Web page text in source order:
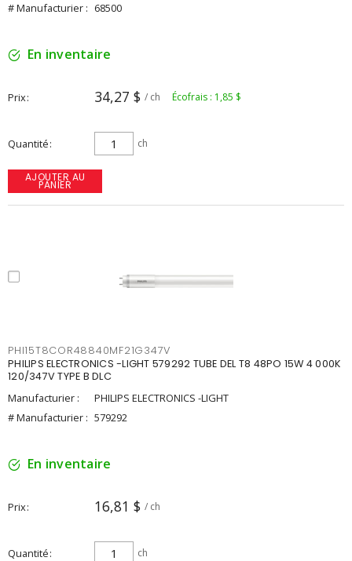
# Manufacturier : 68500
En inventaire
Prix 34,27 $ / ch Écofrais : 1,85 $
Quantité ch
AJOUTER AU
PANIER
PHI15T8COR48840MF21G347V
PHILIPS ELECTRONICS -LIGHT 579292 TUBE DEL T8 48PO 15W 4 000K
120/347V TYPE B DLC
Manufacturier :
PHILIPS ELECTRONICS -LIGHT
# Manufacturier : 579292
En inventaire
Prix 16,81 $ / ch
Quantité ch